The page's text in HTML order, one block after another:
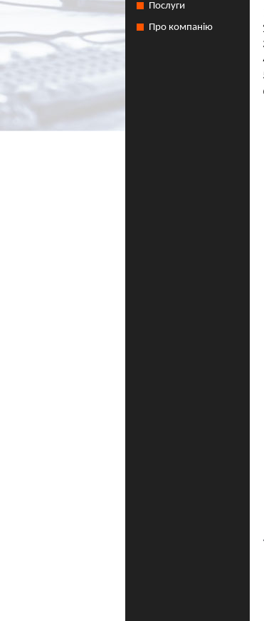
Послуги
Про компанію